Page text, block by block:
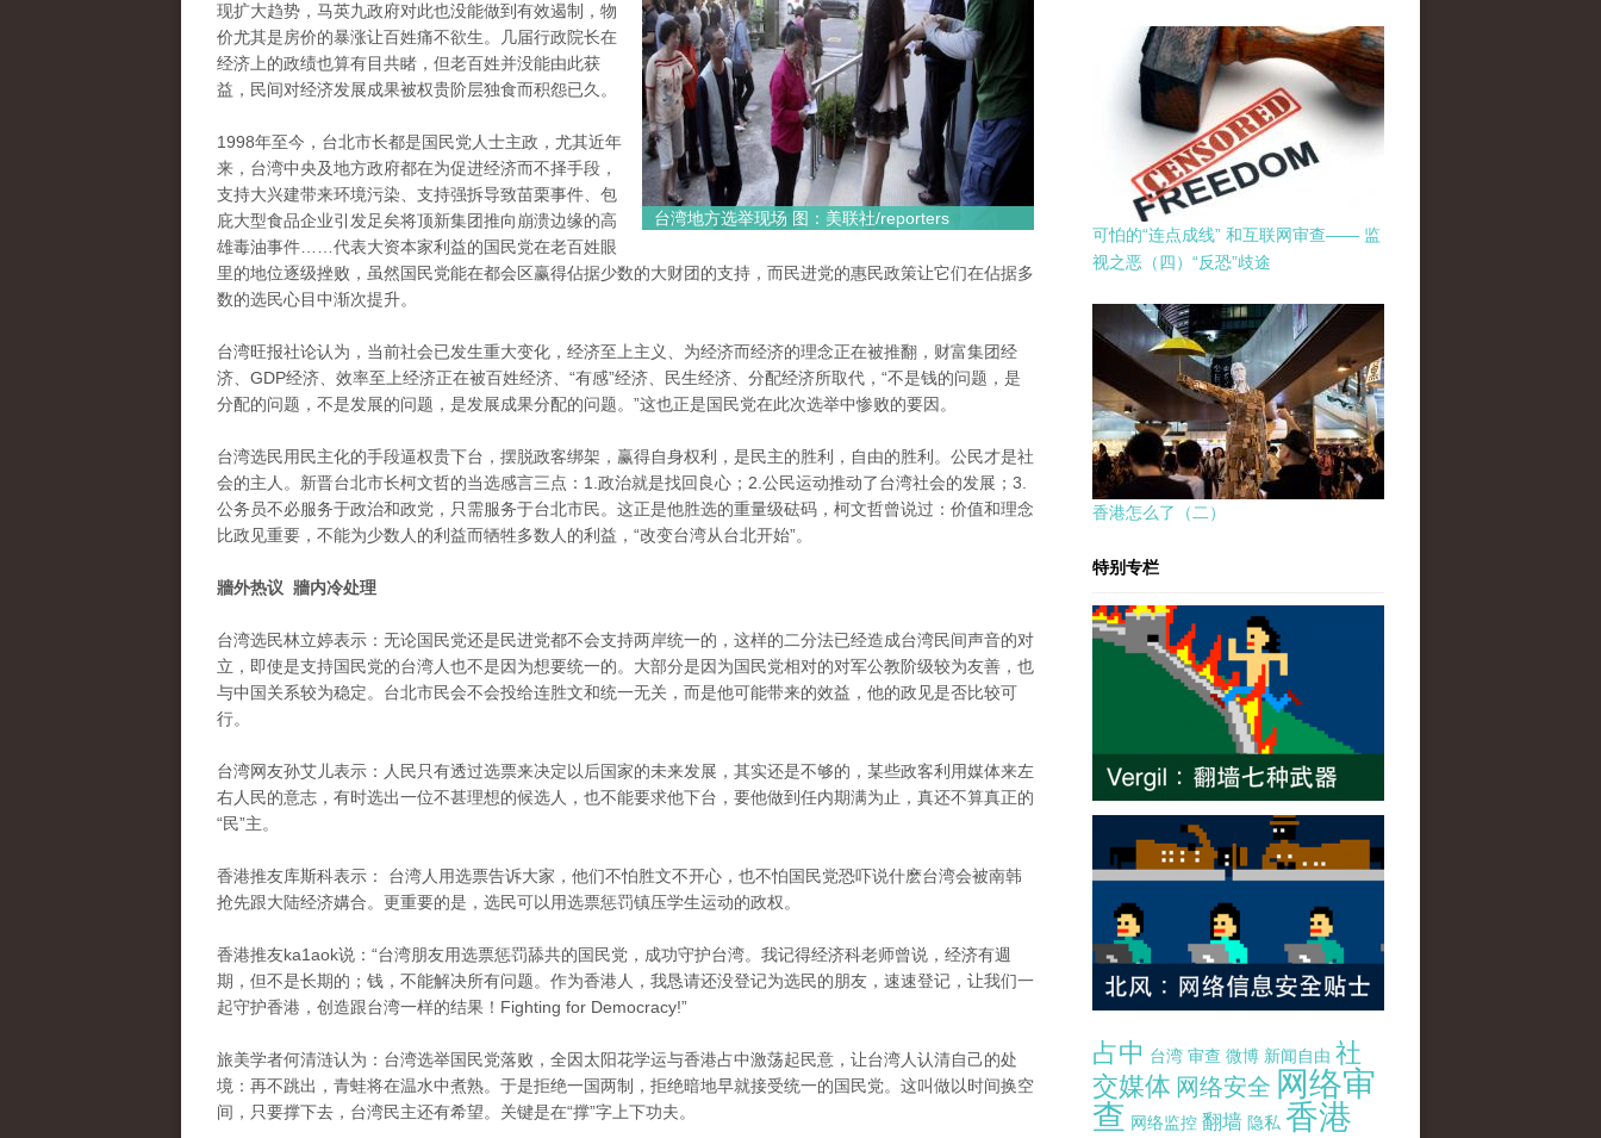
台湾地方选举现场 图：美联社/reporters
现扩大趋势，马英九政府对此也没能做到有效遏制，物
价尤其是房价的暴涨让百姓痛不欲生。几届行政院长在
经济上的政绩也算有目共睹，但老百姓并没能由此获
益，民间对经济发展成果被权贵阶层独食而积怨已久。
1998年至今，台北市长都是国民党人士主政，尤其近年
来，台湾中央及地方政府都在为促进经济而不择手段，
支持大兴建带来环境污染、支持强拆导致苗栗事件、包
庇大型食品企业引发足矣将顶新集团推向崩溃边缘的高
雄毒油事件……代表大资本家利益的国民党在老百姓眼
里的地位逐级挫败，虽然国民党能在都会区赢得佔据少数的大财团的支持，而民进党的惠民政策让它们在佔据多
数的选民心目中渐次提升。
台湾旺报社论认为，当前社会已发生重大变化，经济至上主义、为经济而经济的理念正在被推翻，财富集团经
济、GDP经济、效率至上经济正在被百姓经济、“有感”经济、民生经济、分配经济所取代，“不是钱的问题，是
分配的问题，不是发展的问题，是发展成果分配的问题。”这也正是国民党在此次选举中惨败的要因。
台湾选民用民主化的手段逼权贵下台，摆脱政客绑架，赢得自身权利，是民主的胜利，自由的胜利。公民才是社
会的主人。新晋台北市长柯文哲的当选感言三点：1.政治就是找回良心；2.公民运动推动了台湾社会的发展；3.
公务员不必服务于政治和政党，只需服务于台北市民。这正是他胜选的重量级砝码，柯文哲曾说过：价值和理念
比政见重要，不能为少数人的利益而牺牲多数人的利益，“改变台湾从台北开始”。
牆外热议 牆内冷处理
台湾选民林立婷表示：无论国民党还是民进党都不会支持两岸统一的，这样的二分法已经造成台湾民间声音的对
立，即使是支持国民党的台湾人也不是因为想要统一的。大部分是因为国民党相对的对军公教阶级较为友善，也
与中国关系较为稳定。台北市民会不会投给连胜文和统一无关，而是他可能带来的效益，他的政见是否比较可
行。
台湾网友孙艾儿表示：人民只有透过选票来决定以后国家的未来发展，其实还是不够的，某些政客利用媒体来左
右人民的意志，有时选出一位不甚理想的候选人，也不能要求他下台，要他做到任内期满为止，真还不算真正的
“民”主。
香港推友库斯科表示： 台湾人用选票告诉大家，他们不怕胜文不开心，也不怕国民党恐吓说什麽台湾会被南韩
抢先跟大陆经济媾合。更重要的是，选民可以用选票惩罚镇压学生运动的政权。
香港推友ka1aok说：“台湾朋友用选票惩罚舔共的国民党，成功守护台湾。我记得经济科老师曾说，经济有週
期，但不是长期的；钱，不能解决所有问题。作为香港人，我恳请还没登记为选民的朋友，速速登记，让我们一
起守护香港，创造跟台湾一样的结果！Fighting for Democracy!”
旅美学者何清涟认为：台湾选举国民党落败，全因太阳花学运与香港占中激荡起民意，让台湾人认清自己的处
境：再不跳出，青蛙将在温水中煮熟。于是拒绝一国两制，拒绝暗地早就接受统一的国民党。这叫做以时间换空
间，只要撑下去，台湾民主还有希望。关键是在“撑”字上下功夫。
可怕的“连点成线” 和互联网审查—— 监
视之恶（四）“反恐”歧途
香港怎么了（二）
特别专栏
占中 台湾 审查 微博 新闻自由 社
交媒体 网络安全 网络审
查 网络监控 翻墙 隐私 香港